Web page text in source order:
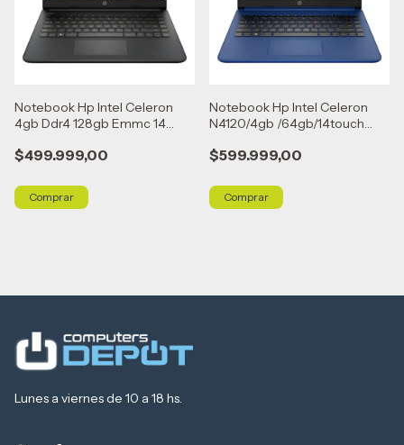
Notebook Hp Intel Celeron
4gb Ddr4 128gb Emmc 14
$499.999,00
Notebook Hp Intel Celeron
N4120/4gb /64gb/14touch
$599.999,00
Lunes a viernes de 10 a 18 hs.